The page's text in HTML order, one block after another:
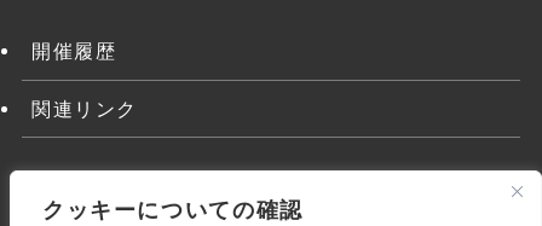
クッキーについての確認
開催履歴
関連リンク